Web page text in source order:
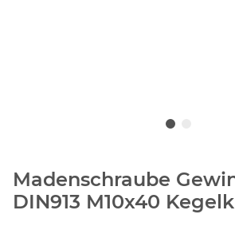
Madenschraube
DIN913 M10x40